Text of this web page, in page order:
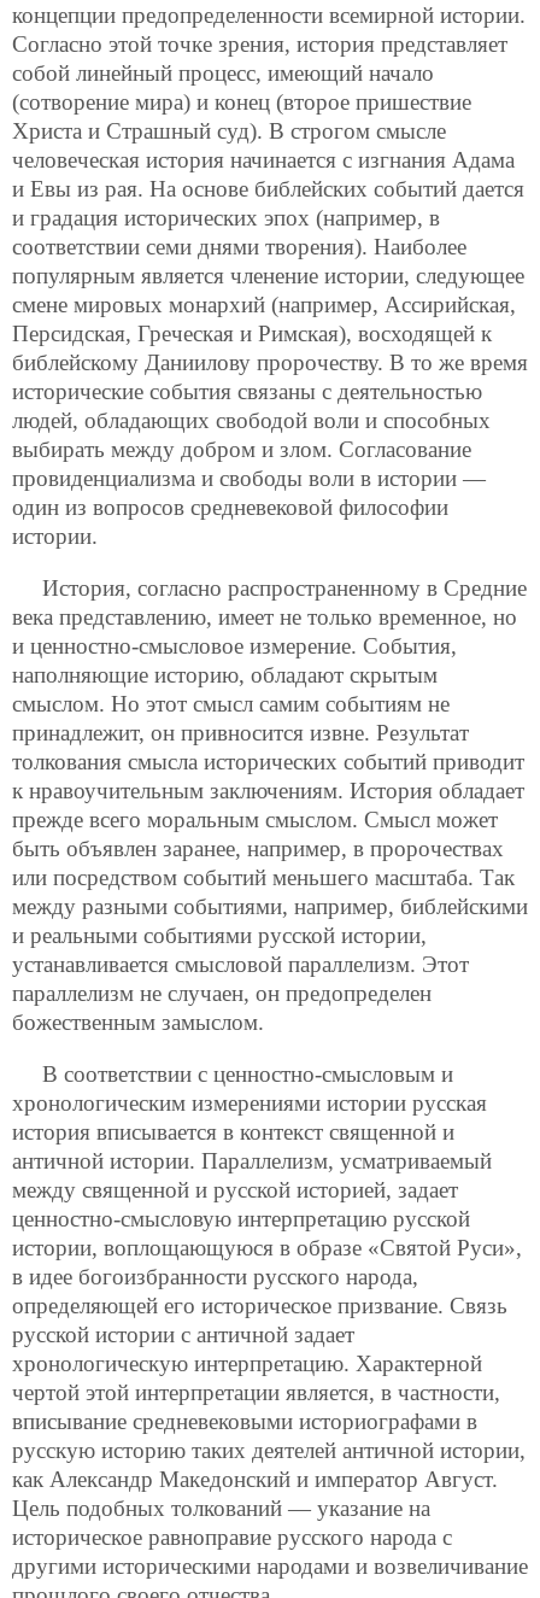
концепции предопределенности всемирной истории.
Согласно этой точке зрения, история представляет
собой линейный процесс, имеющий начало
(сотворение мира) и конец (второе пришествие
Христа и Страшный суд). В строгом смысле
человеческая история начинается с изгнания Адама
и Евы из рая. На основе библейских событий дается
и градация исторических эпох (например, в
соответствии семи днями творения). Наиболее
популярным является членение истории, следующее
смене мировых монархий (например, Ассирийская,
Персидская, Греческая и Римская), восходящей к
библейскому Даниилову пророчеству. В то же время
исторические события связаны с деятельностью
людей, обладающих свободой воли и способных
выбирать между добром и злом. Согласование
провиденциализма и свободы воли в истории —
один из вопросов средневековой философии
истории.
История, согласно распространенному в Средние
века представлению, имеет не только временное, но
и ценностно-смысловое измерение. События,
наполняющие историю, обладают скрытым
смыслом. Но этот смысл самим событиям не
принадлежит, он привносится извне. Результат
толкования смысла исторических событий приводит
к нравоучительным заключениям. История обладает
прежде всего моральным смыслом. Смысл может
быть объявлен заранее, например, в пророчествах
или посредством событий меньшего масштаба. Так
между разными событиями, например, библейскими
и реальными событиями русской истории,
устанавливается смысловой параллелизм. Этот
параллелизм не случаен, он предопределен
божественным замыслом.
В соответствии с ценностно-смысловым и
хронологическим измерениями истории русская
история вписывается в контекст священной и
античной истории. Параллелизм, усматриваемый
между священной и русской историей, задает
ценностно-смысловую интерпретацию русской
истории, воплощающуюся в образе «Святой Руси»,
в идее богоизбранности русского народа,
определяющей его историческое призвание. Связь
русской истории с античной задает
хронологическую интерпретацию. Характерной
чертой этой интерпретации является, в частности,
вписывание средневековыми историографами в
русскую историю таких деятелей античной истории,
как Александр Македонский и император Август.
Цель подобных толкований — указание на
историческое равноправие русского народа с
другими историческими народами и возвеличивание